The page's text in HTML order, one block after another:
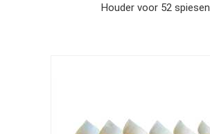
Houder voor 52 spiesen